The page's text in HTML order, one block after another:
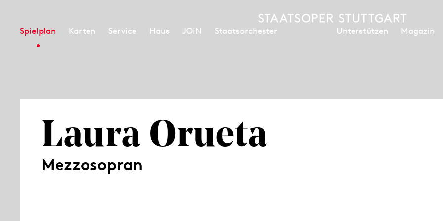
Spielplan Karten Service Haus JOiN Staatsorchester Unterstützen Magazin
Laura Orueta
Mezzosopran